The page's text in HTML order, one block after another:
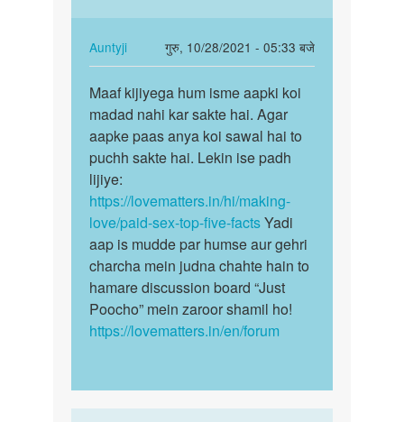
पैसा
कमाना…
by
Lokesh
Auntyji
गुरु, 10/28/2021 - 05:33 बजे
In
reply
to
Sex
karke
paise
by
Mahajan
Maaf
kijiyega
hum
isme
aapki…
Maaf kijiyega hum isme aapki koi
madad nahi kar sakte hai. Agar
aapke paas anya koi sawal hai to
puchh sakte hai. Lekin ise padh
lijiye:
https://lovematters.in/hi/making-
love/paid-sex-top-five-factsYadi
aap is mudde par humse aur gehri
charcha mein judna chahte hain to
hamare discussion board “Just
Poocho” mein zaroor shamil ho!
https://lovematters.in/en/forum